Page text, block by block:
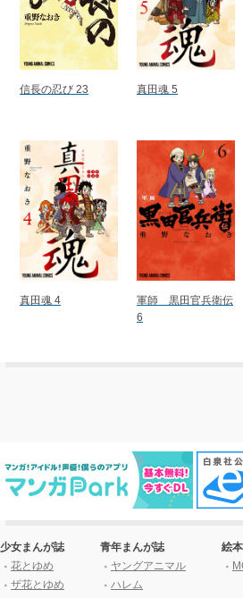
信長の忍び 23 真田魂 5
真田魂 4
軍師 黒田官兵衛伝
6
少女まんが誌
花とゆめ
ザ花とゆめ
青年まんが誌
ヤングアニマル
ハレム
絵